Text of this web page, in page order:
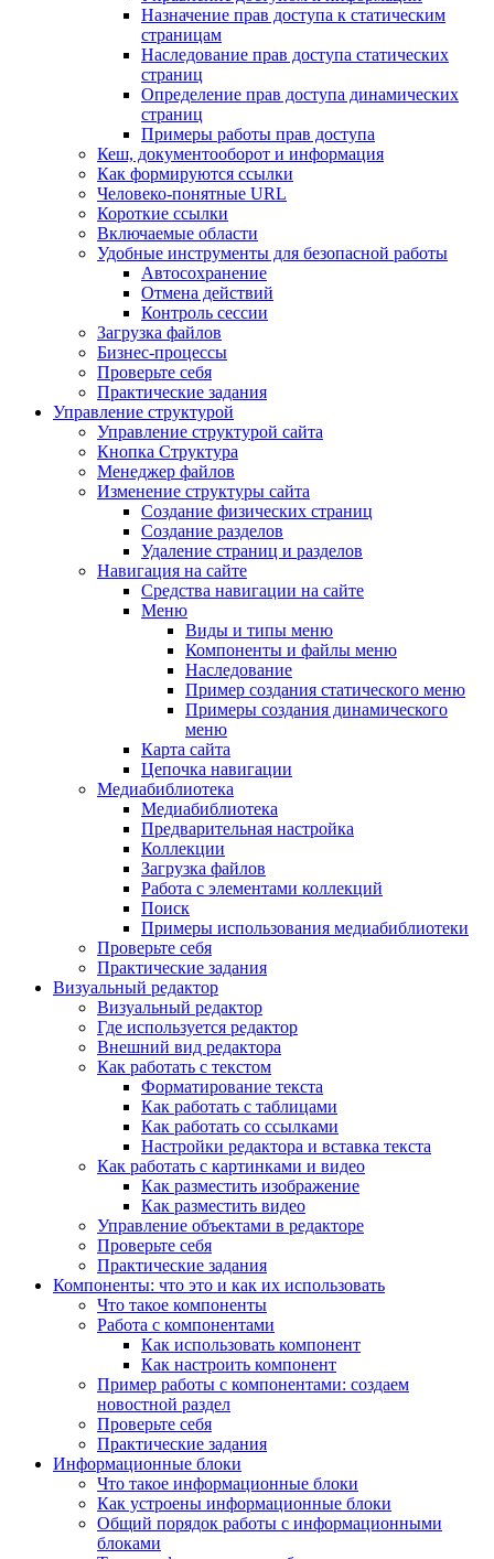
Назначение прав доступа к статическим
страницам
Наследование прав доступа статических
страниц
Определение прав доступа динамических
страниц
Примеры работы прав доступа
Кеш, документооборот и информация
Как формируются ссылки
Человеко-понятные URL
Короткие ссылки
Включаемые области
Удобные инструменты для безопасной работы
Автосохранение
Отмена действий
Контроль сессии
Загрузка файлов
Бизнес-процессы
Проверьте себя
Практические задания
Управление структурой
Управление структурой сайта
Кнопка Структура
Менеджер файлов
Изменение структуры сайта
Создание физических страниц
Создание разделов
Удаление страниц и разделов
Навигация на сайте
Средства навигации на сайте
Меню
Виды и типы меню
Компоненты и файлы меню
Наследование
Пример создания статического меню
Примеры создания динамического
меню
Карта сайта
Цепочка навигации
Медиабиблиотека
Медиабиблиотека
Предварительная настройка
Коллекции
Загрузка файлов
Работа с элементами коллекций
Поиск
Примеры использования медиабиблиотеки
Проверьте себя
Практические задания
Визуальный редактор
Визуальный редактор
Где используется редактор
Внешний вид редактора
Как работать с текстом
Форматирование текста
Как работать с таблицами
Как работать со ссылками
Настройки редактора и вставка текста
Как работать с картинками и видео
Как разместить изображение
Как разместить видео
Управление объектами в редакторе
Проверьте себя
Практические задания
Компоненты: что это и как их использовать
Что такое компоненты
Работа с компонентами
Как использовать компонент
Как настроить компонент
Пример работы с компонентами: создаем
новостной раздел
Проверьте себя
Практические задания
Информационные блоки
Что такое информационные блоки
Как устроены информационные блоки
Общий порядок работы с информационными
блоками